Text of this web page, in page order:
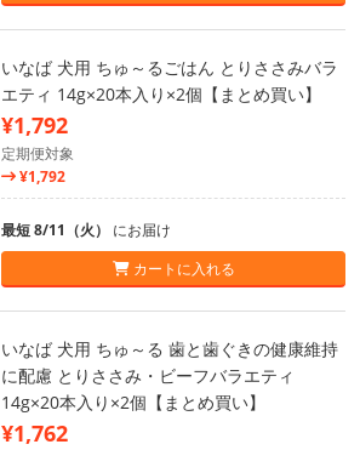
いなば 犬用 ちゅ～るごはん とりささみバラ
エティ 14g×20本入り×2個【まとめ買い】
¥1,792
定期便対象
¥1,792
最短 8/11（火） にお届け
カートに入れる
いなば 犬用 ちゅ～る 歯と歯ぐきの健康維持
に配慮 とりささみ・ビーフバラエティ
14g×20本入り×2個【まとめ買い】
¥1,762